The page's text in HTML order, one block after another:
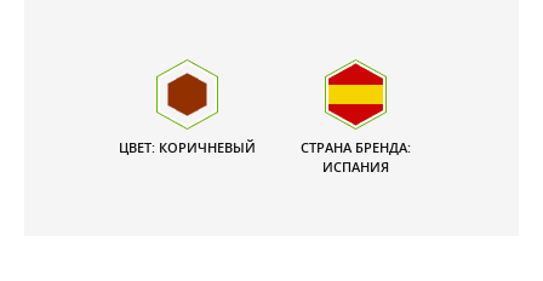
ЦВЕТ: КОРИЧНЕВЫЙ
СТРАНА БРЕНДА:
ИСПАНИЯ